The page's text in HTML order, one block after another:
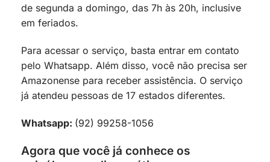
de segunda a domingo, das 7h às 20h, inclusive
em feriados.
Para acessar o serviço, basta entrar em contato
pelo Whatsapp. Além disso, você não precisa ser
Amazonense para receber assistência. O serviço
já atendeu pessoas de 17 estados diferentes.
Whatsapp: (92) 99258-1056
Agora que você já conhece os